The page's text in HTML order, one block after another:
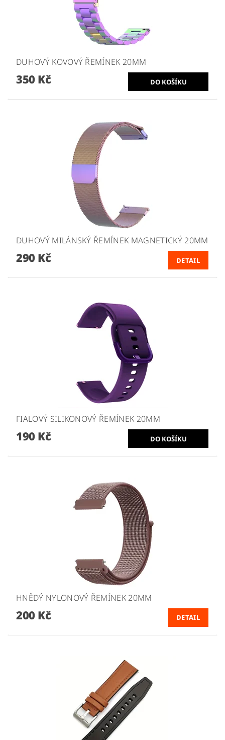
DUHOVÝ KOVOVÝ ŘEMÍNEK 20MM
350 Kč
DUHOVÝ MILÁNSKÝ ŘEMÍNEK MAGNETICKÝ 20MM
290 Kč DETAIL
FIALOVÝ SILIKONOVÝ ŘEMÍNEK 20MM
190 Kč
HNĚDÝ NYLONOVÝ ŘEMÍNEK 20MM
200 Kč DETAIL